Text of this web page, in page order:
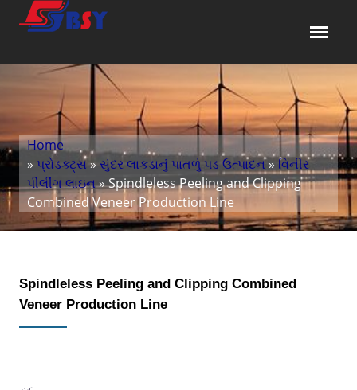
Home
» પ્રોડક્ટ્સ» સુંદર લાકડાનું પાતળું પડ ઉત્પાદન» વિનીર
પીલીંગ લાઇન» Spindleless Peeling and Clipping
Combined Veneer Production Line
Spindleless Peeling and Clipping Combined
Veneer Production Line